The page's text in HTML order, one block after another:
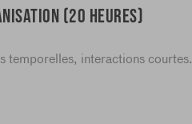
(20 heures)
temporelles, interactions courtes.